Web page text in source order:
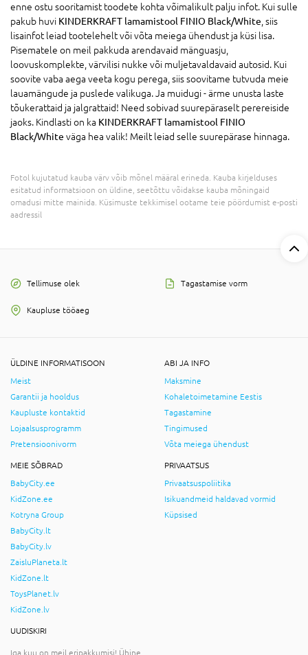
enne ostu sooritamist toodete kohta võimalikult palju infot. Kui sulle
pakub huvi KINDERKRAFT lamamistool FINIO Black/White , siis
lisainfot leiad tootelehelt või võta meiega ühendust ja küsi lisa.
Pisematele on meil pakkuda arendavaid mänguasju,
loovuskomplekte, värvilisi nukke või muljetavaldavaid autosid. Kui
soovite vaba aega veeta kogu perega, siis soovitame tutvuda meie
lauamängude ja puslede valikuga. Ja muidugi - ärme unusta laste
tõukerattaid ja jalgrattaid! Need sobivad suurepäraselt perereiside
jaoks. Kindlasti on ka KINDERKRAFT lamamistool FINIO
Black/White väga hea valik! Meilt leiad selle suurepärase hinnaga.
Fotol kujutatud kauba värv võib mõnel määral erineda. Kauba kirjelduses
esitatud informatsioon on üldine, seetõttu võidakse kauba mõningaid
omadusi mitte mainida. Küsimuste tekkimisel ootame teie pöördumist e-posti
aadressil
Tellimuse olek Tagastamise vorm
Kaupluse tööaeg
ÜLDINE INFORMATISOON
Meist
Garantii ja hooldus
Kaupluste kontaktid
Lojaalsusprogramm
Pretensioonivorm
ABI JA INFO
Maksmine
Kohaletoimetamine Eestis
Tagastamine
Tingimused
Võta meiega ühendust
MEIE SÕBRAD
BabyCity.ee
KidZone.ee
Kotryna Group
BabyCity.lt
BabyCity.lv
ZaisluPlaneta.lt
KidZone.lt
ToysPlanet.lv
KidZone.lv
PRIVAATSUS
Privaatsuspoliitika
Isikuandmeid haldavad vormid
Küpsised
UUDISKIRI
Iga kuu on meil eripakkumisi! Ühine